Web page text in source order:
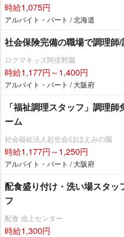
時給1,075円
アルバイト・パート / 北海道
社会保険完備の職場で調理師
ロクマキッズ阿倍野園
時給1,177円～1,400円
アルバイト・パート / 大阪府
「福祉調理スタッフ」調理
ーム
社会福祉法人起生会/ほほえみの園
時給1,177円～1,250円
アルバイト・パート / 大阪府
配食盛り付け・洗い場スタッ
フ
配食 池上センター
時給1,300円